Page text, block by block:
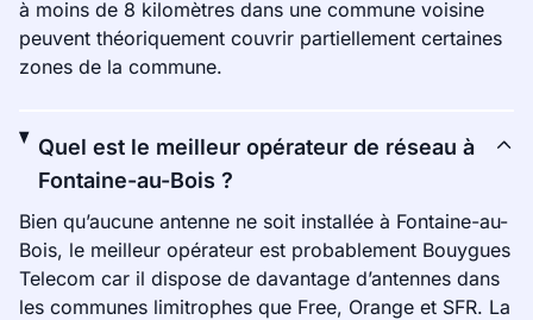
à moins de 8 kilomètres dans une commune voisine
peuvent théoriquement couvrir partiellement certaines
zones de la commune.
Quel est le meilleur opérateur de réseau à
Fontaine-au-Bois ?
Bien qu’aucune antenne ne soit installée à Fontaine-au-
Bois, le meilleur opérateur est probablement Bouygues
Telecom car il dispose de davantage d’antennes dans
les communes limitrophes que Free, Orange et SFR. La